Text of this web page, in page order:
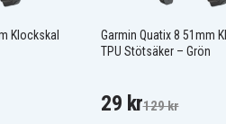
Klockskal
Garmin Quatix 8 51mm
TPU Stötsäker – Grön
29 kr129 kr